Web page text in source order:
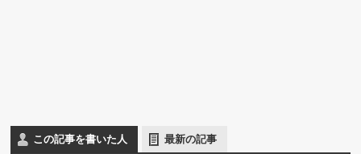
この記事を書いた人 最新の記事